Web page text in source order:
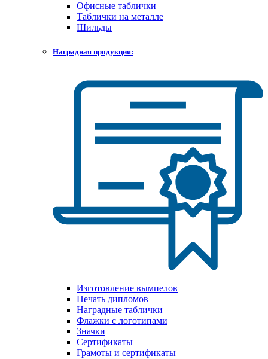
Офисные таблички
Таблички на металле
Шильды
Наградная продукция:
Изготовление вымпелов
Печать дипломов
Наградные таблички
Флажки с логотипами
Значки
Сертификаты
Грамоты и сертификаты